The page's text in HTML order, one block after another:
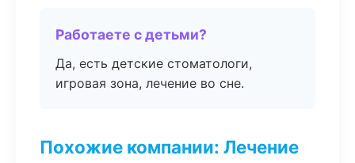
Работаете с детьми?
Да, есть детские стоматологи,
игровая зона, лечение во сне.
Похожие компании: Лечение